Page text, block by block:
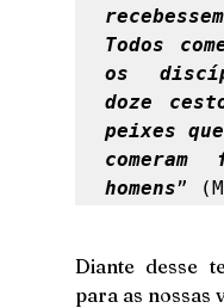
Todos
os
doze
peixes
homens”
Diante desse
para as nossas